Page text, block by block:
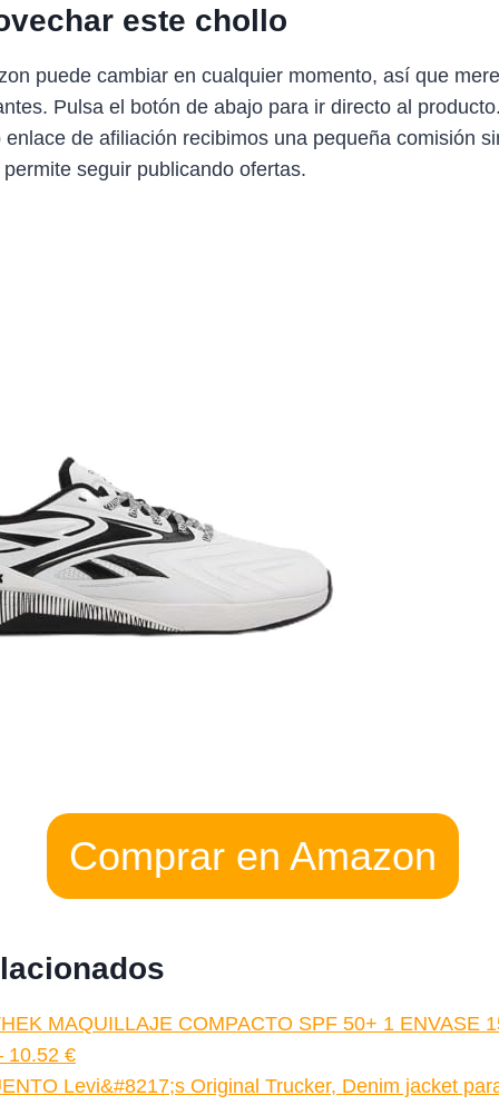
este chollo
puede cambiar en cualquier momento, así que
Pulsa el botón de abajo para ir directo al
de afiliación recibimos una pequeña comisión
seguir publicando ofertas.
Comprar en Amazon
MAQUILLAJE COMPACTO SPF 50+ 1 ENVASE
10.52 €
Levi&#8217;s Original Trucker, Denim jacket